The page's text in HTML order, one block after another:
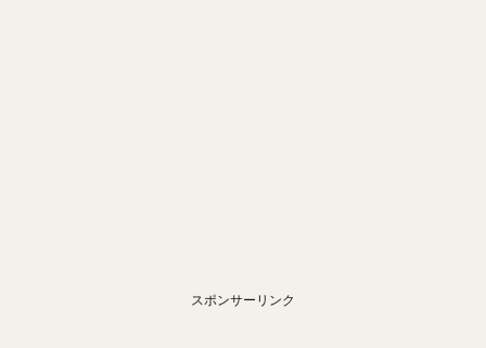
スポンサーリンク